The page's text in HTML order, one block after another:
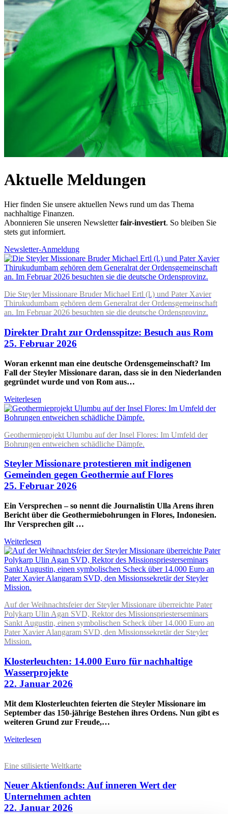
Aktuelle Meldungen
Hier finden Sie unsere aktuellen News rund um das Thema
nachhaltige Finanzen.
Abonnieren Sie unseren Newsletterfair-investiert. So bleiben Sie
stets gut informiert.
Newsletter-Anmeldung
Die Steyler Missionare Bruder Michael Ertl (l.) und Pater Xavier
Thirukudumbam gehören dem Generalrat der Ordensgemeinschaft
an. Im Februar 2026 besuchten sie die deutsche Ordensprovinz.
Direkter Draht zur Ordensspitze: Besuch aus Rom
25. Februar 2026
Woran erkennt man eine deutsche Ordensgemeinschaft? Im
Fall der Steyler Missionare daran, dass sie in den Niederlanden
gegründet wurde und von Rom aus…
Weiterlesen
Geothermieprojekt Ulumbu auf der Insel Flores: Im Umfeld der
Bohrungen entweichen schädliche Dämpfe.
Steyler Missionare protestieren mit indigenen
Gemeinden gegen Geothermie auf Flores
25. Februar 2026
Ein Versprechen – so nennt die Journalistin Ulla Arens ihren
Bericht über die Geothermiebohrungen in Flores, Indonesien.
Ihr Versprechen gilt …
Weiterlesen
Auf der Weihnachtsfeier der Steyler Missionare überreichte Pater
Polykarp Ulin Agan SVD, Rektor des Missionspriesterseminars
Sankt Augustin, einen symbolischen Scheck über 14.000 Euro an
Pater Xavier Alangaram SVD, den Missionssekretär der Steyler
Mission.
Klosterleuchten: 14.000 Euro für nachhaltige
Wasserprojekte
22. Januar 2026
Mit dem Klosterleuchten feierten die Steyler Missionare im
September das 150-jährige Bestehen ihres Ordens. Nun gibt es
weiteren Grund zur Freude,…
Weiterlesen
Eine stilisierte Weltkarte
Neuer Aktienfonds: Auf inneren Wert der
Unternehmen achten
22. Januar 2026